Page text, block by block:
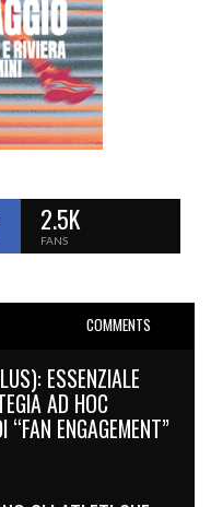
2.5K
FANS
COMMENTS
ESSENZIALE
AD HOC
ENGAGEMENT”